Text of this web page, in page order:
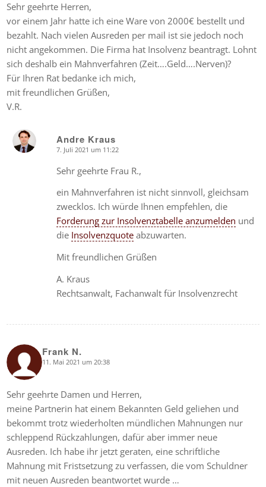
Sehr geehrte Herren,
vor einem Jahr hatte ich eine Ware von 2000€ bestellt und
bezahlt. Nach vielen Ausreden per mail ist sie jedoch noch
nicht angekommen. Die Firma hat Insolvenz beantragt. Lohnt
sich deshalb ein Mahnverfahren (Zeit….Geld….Nerven)?
Für Ihren Rat bedanke ich mich,
mit freundlichen Grüßen,
V.R.
Andre Kraus
7. Juli 2021 um 11:22
Sehr geehrte Frau R.,
ein Mahnverfahren ist nicht sinnvoll, gleichsam
zwecklos. Ich würde Ihnen empfehlen, die
Forderung zur Insolvenztabelle anzumelden und
die Insolvenzquote abzuwarten.
Mit freundlichen Grüßen
A. Kraus
Rechtsanwalt, Fachanwalt für Insolvenzrecht
Frank N.
says: 11. Mai 2021 um 20:38
Sehr geehrte Damen und Herren,
meine Partnerin hat einem Bekannten Geld geliehen und
bekommt trotz wiederholten mündlichen Mahnungen nur
schleppend Rückzahlungen, dafür aber immer neue
Ausreden. Ich habe ihr jetzt geraten, eine schriftliche
Mahnung mit Fristsetzung zu verfassen, die vom Schuldner
mit neuen Ausreden beantwortet wurde …